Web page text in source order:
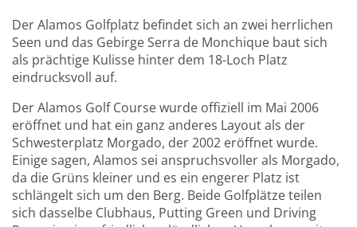
Der Alamos Golfplatz befindet sich an zwei herrlichen
Seen und das Gebirge Serra de Monchique baut sich
als prächtige Kulisse hinter dem 18-Loch Platz
eindrucksvoll auf.
Der Alamos Golf Course wurde offiziell im Mai 2006
eröffnet und hat ein ganz anderes Layout als der
Schwesterplatz Morgado, der 2002 eröffnet wurde.
Einige sagen, Alamos sei anspruchsvoller als Morgado,
da die Grüns kleiner und es ein engerer Platz ist
schlängelt sich um den Berg. Beide Golfplätze teilen
sich dasselbe Clubhaus, Putting Green und Driving